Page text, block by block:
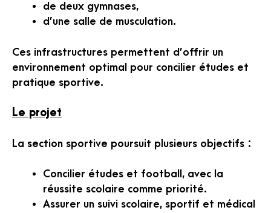
de deux gymnases,
d’une salle de musculation.
Ces infrastructures permettent d’offrir un
environnement optimal pour concilier études et
pratique sportive.
Le projet
La section sportive poursuit plusieurs objectifs :
Concilier études et football, avec la
réussite scolaire comme priorité.
Assurer un suivi scolaire, sportif et médical